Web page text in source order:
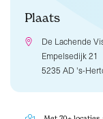
Plaats
De Lachende
Empelsedijk 21
5235 AD 's-